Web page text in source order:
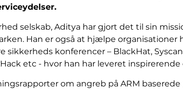
selskab, Aditya har gjort det til sin
Han er også at hjælpe
konferencer – BlackHat,
etc - hvor han har leveret
om angreb på ARM